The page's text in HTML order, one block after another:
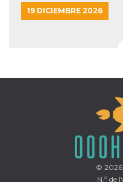
19 DICIEMBRE 2026
© 2026
N.º de